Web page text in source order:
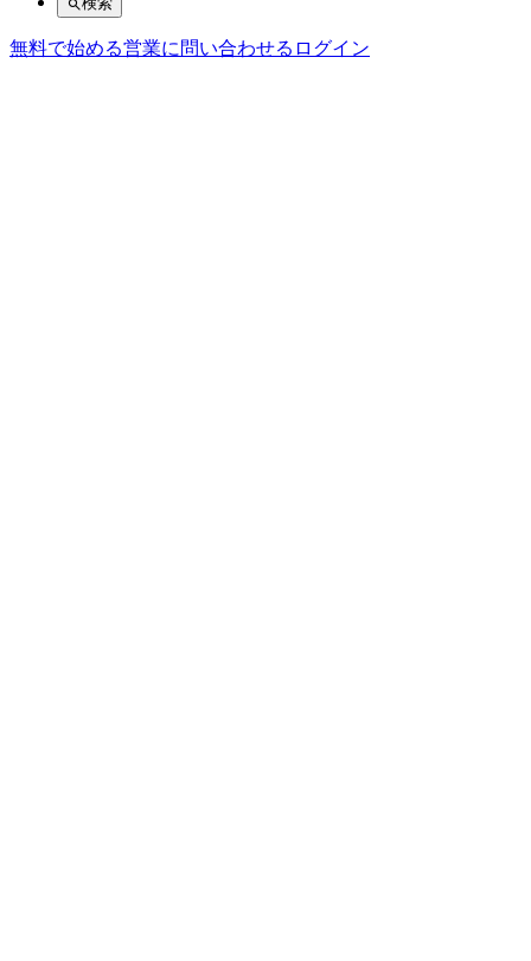
無料で始める営業に問い合わせる ログイン